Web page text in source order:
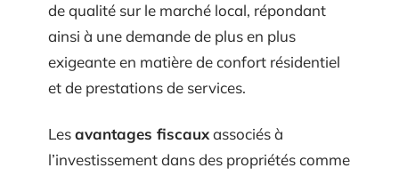
de qualité sur le marché local, répondant
ainsi à une demande de plus en plus
exigeante en matière de confort résidentiel
et de prestations de services.
Lesavantages fiscauxassociés à
l’investissement dans des propriétés comme